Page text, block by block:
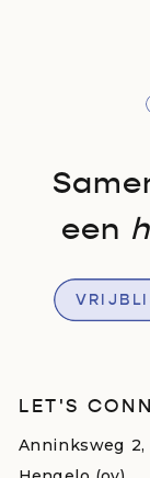
Anninksweg 2,
LET'S
een